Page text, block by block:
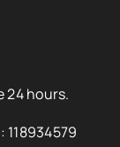
24 hours.